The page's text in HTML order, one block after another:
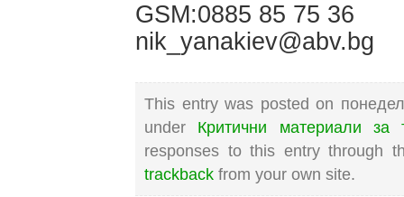
GSM:0885 85 75 36
nik_yanakiev@abv.bg
This entry was posted on
under Критични материали за
responses to this entry through
trackback from your own site.